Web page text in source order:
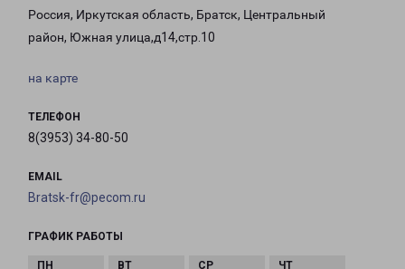
Россия, Иркутская область, Братск, Центральный
район, Южная улица,д14,стр.10
на карте
ТЕЛЕФОН
8(3953) 34-80-50
EMAIL
Bratsk-fr@pecom.ru
ГРАФИК РАБОТЫ